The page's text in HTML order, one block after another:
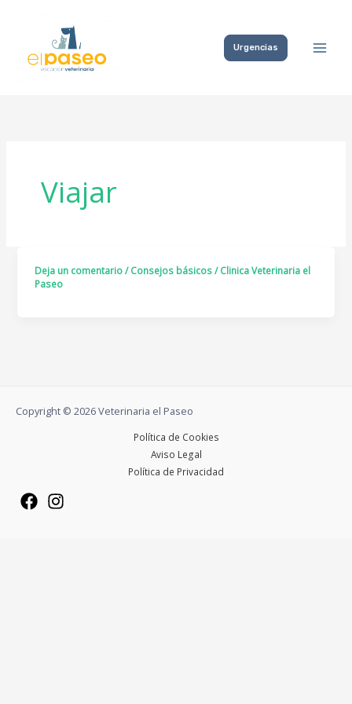
contenido
Urgencias
Viajar
Deja un comentario /Consejos básicos/Clinica Veterinaria el
Paseo
Copyright © 2026 Veterinaria el Paseo
Política de Cookies
Aviso Legal
Política de Privacidad